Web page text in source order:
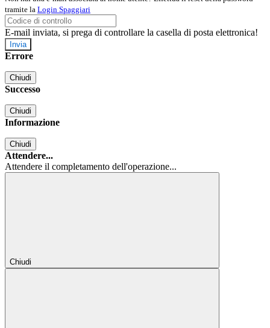
tramite la Login Spaggiari
E-mail inviata, si prega di controllare la casella di posta elettronica!
Errore
Chiudi
Successo
Chiudi
Informazione
Chiudi
Attendere...
Attendere il completamento dell'operazione...
Chiudi